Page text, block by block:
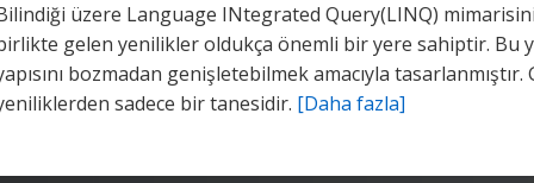
üzere Language INtegrated Query(LINQ)
gelen yenilikler oldukça önemli bir yere sahiptir. Bu
bozmadan genişletebilmek amacıyla
sadece bir tanesidir. [Daha fazla]